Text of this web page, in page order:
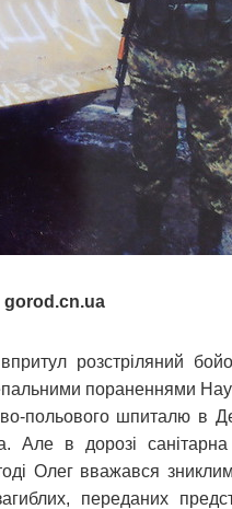
gorod.cn.ua
розстріляний
пораненнями
польового шпиталю в
Але в дорозі
Олег вважався зниклим
переданих